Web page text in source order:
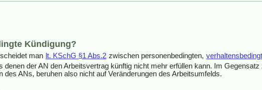
Kündigung?
man lt. KSchG §1 Abs.2 zwischen personenbedingten,
denen der AN den Arbeitsvertrag künftig nicht mehr erfüllen kann. Im
des ANs, beruhen also nicht auf Veränderungen des Arbeitsumfelds.